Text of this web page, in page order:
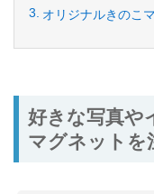
オリジナルきのこ
好きな写真や
マグネットを